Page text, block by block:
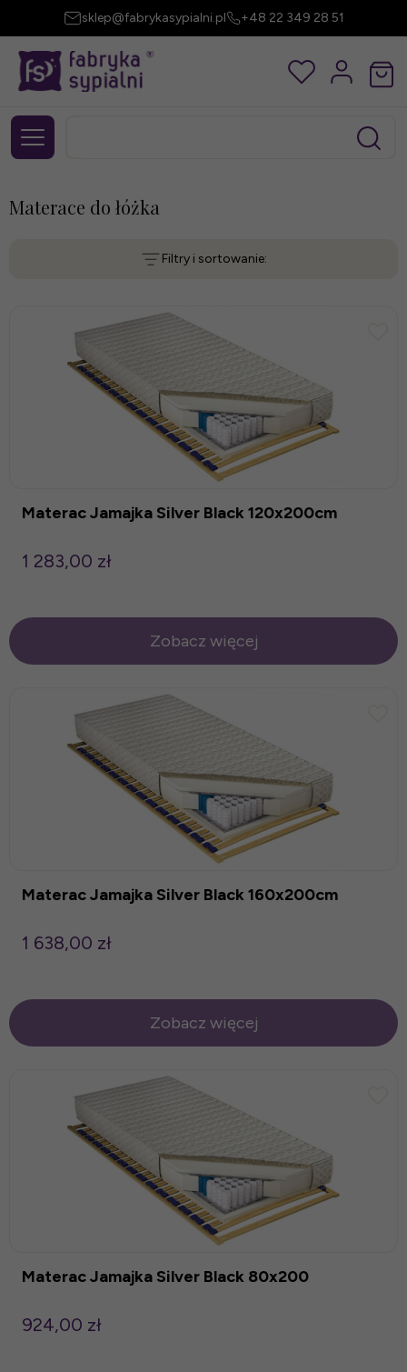
sklep@fabrykasypialni.pl +48 22 349 28 51
Materace do łóżka
Filtry i sortowanie:
Materac Jamajka Silver Black 120x200cm
1 283,00 zł
Zobacz więcej
Materac Jamajka Silver Black 160x200cm
1 638,00 zł
Zobacz więcej
Materac Jamajka Silver Black 80x200
924,00 zł